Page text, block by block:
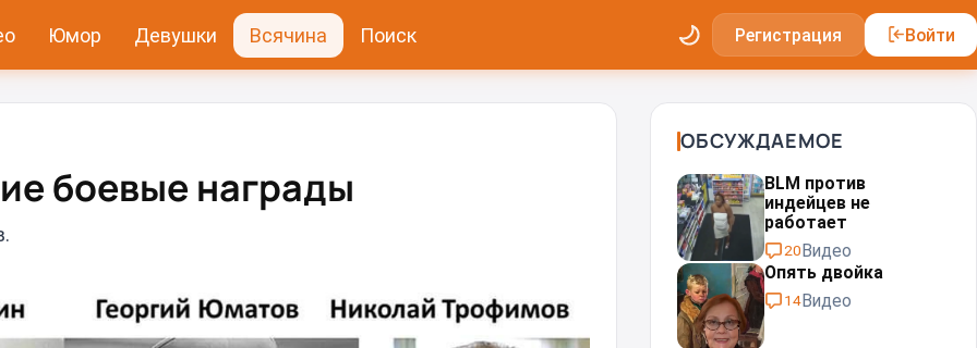
Юмор Девушки Всячина Поиск Регистрация Войти
боевые награды
ОБСУЖДАЕМОЕ
BLM против
индейцев не
работает
20Видео
Опять двойка
14Видео